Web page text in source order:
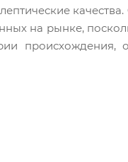
на рынке,
происхождения,